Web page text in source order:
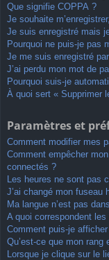
Que signifie COPPA ?
Je souhaite
Je suis enregistré mais
Pourquoi ne puis-je pas
Je me suis enregistré
J’ai perdu mon mot de
Pourquoi suis-je
À quoi sert « Supprimer
Paramètres et
Comment modifier mes
Comment empêcher
connectés ?
Les heures ne sont pas
J’ai changé mon fuseau
Ma langue n’est pas
A quoi correspondent
Comment puis-je
Qu’est-ce que mon
Lorsque je clique sur le